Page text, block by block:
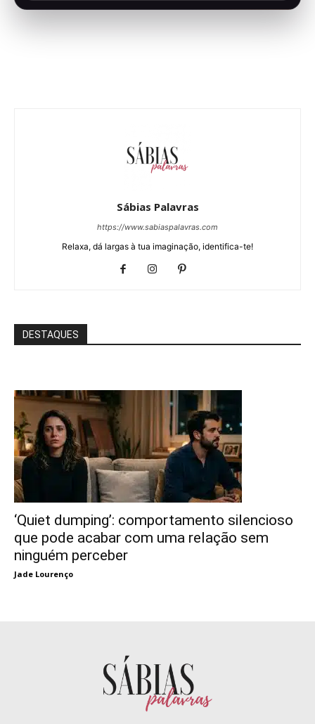
Sábias Palavras
https://www.sabiaspalavras.com
Relaxa, dá largas à tua imaginação, identifica-te!
DESTAQUES
‘Quiet dumping’: comportamento silencioso
que pode acabar com uma relação sem
ninguém perceber
Jade Lourenço